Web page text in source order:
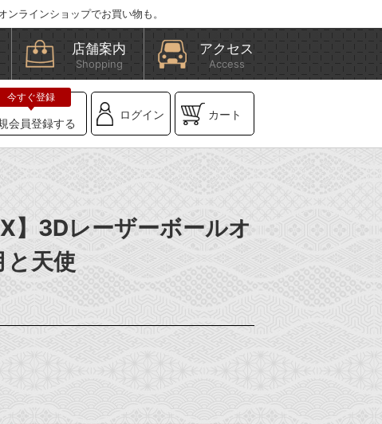
ラインショップでお買い物も。
店舗案内
Shopping
アクセス
Access
会員登録する
ログイン カート
】3Dレーザーボールオ
天使